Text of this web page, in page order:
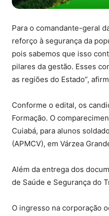
Para o comandante-geral
reforço à segurança da
pois sabemos que isso
pilares da gestão. Esses
as regiões do Estado”,
Conforme o edital, os
Formação. O
Cuiabá, para alunos
(APMCV), em Várzea
Além da entrega dos
de Saúde e Segurança do
O ingresso na corporação